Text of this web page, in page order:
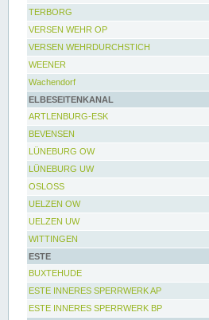
TERBORG
VERSEN WEHR OP
VERSEN WEHRDURCHSTICH
WEENER
Wachendorf
ELBESEITENKANAL
ARTLENBURG-ESK
BEVENSEN
LÜNEBURG OW
LÜNEBURG UW
OSLOSS
UELZEN OW
UELZEN UW
WITTINGEN
ESTE
BUXTEHUDE
ESTE INNERES SPERRWERK AP
ESTE INNERES SPERRWERK BP